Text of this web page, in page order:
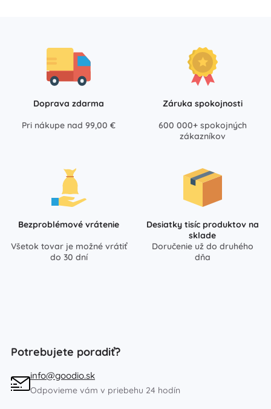
Doprava zdarma
Pri nákupe nad 99,00 €
Záruka spokojnosti
600 000+ spokojných
zákazníkov
Bezproblémové vrátenie
Všetok tovar je možné vrátiť
do 30 dní
Desiatky tisíc produktov na
sklade
Doručenie už do druhého
dňa
Potrebujete poradiť?
info@goodio.sk
Odpovieme vám v priebehu 24 hodín